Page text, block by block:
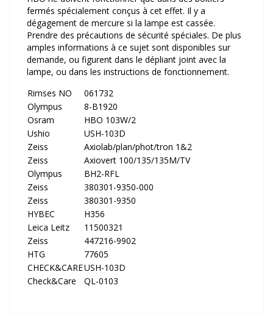
fermés spécialement conçus à cet effet. Il y a
dégagement de mercure si la lampe est cassée.
Prendre des précautions de sécurité spéciales. De plus
amples informations à ce sujet sont disponibles sur
demande, ou figurent dans le dépliant joint avec la
lampe, ou dans les instructions de fonctionnement.
Rimses NO
061732
Olympus
8-B1920
Osram
HBO 103W/2
Ushio
USH-103D
Zeiss
Axiolab/plan/phot/tron 1&2
Zeiss
Axiovert 100/135/135M/TV
Olympus
BH2-RFL
Zeiss
380301-9350-000
Zeiss
380301-9350
HYBEC
H356
Leica Leitz
11500321
Zeiss
447216-9902
HTG
77605
CHECK&CAREUSH-103D
Check&Care
QL-0103